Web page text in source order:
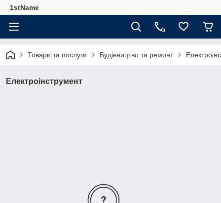
1stName
Товари та послуги Будівництво та ремонт
Електроінструмент